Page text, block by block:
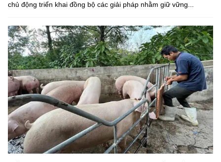
chủ động triển khai đồng bộ các giải pháp nhằm giữ vững...